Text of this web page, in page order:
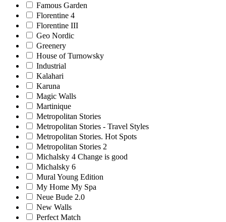
Famous Garden
Florentine 4
Florentine III
Geo Nordic
Greenery
House of Turnowsky
Industrial
Kalahari
Karuna
Magic Walls
Martinique
Metropolitan Stories
Metropolitan Stories - Travel Styles
Metropolitan Stories. Hot Spots
Metropolitan Stories 2
Michalsky 4 Change is good
Michalsky 6
Mural Young Edition
My Home My Spa
Neue Bude 2.0
New Walls
Perfect Match